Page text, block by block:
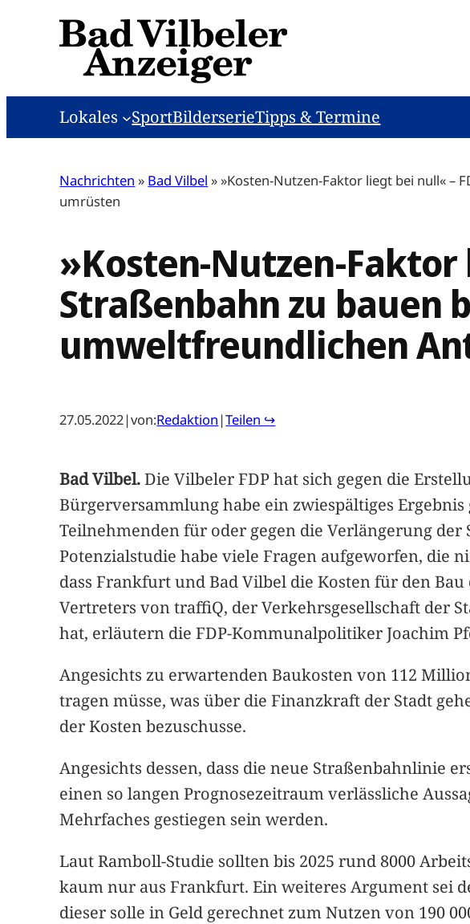
Lokales SportBilderserieTipps & Termine
Nachrichten » Bad Vilbel »»Kosten-Nutzen-Faktor liegt bei null« –
umrüsten
»Kosten-Nutzen-Faktor
Straßenbahn zu bauen
umweltfreundlichen
27.05.2022|von:Redaktion |Teilen ↪
Bad Vilbel.Die Vilbeler FDP hat sich gegen die
Bürgerversammlung habe ein zwiespältiges
Teilnehmenden für oder gegen die Verlängerung
Potenzialstudie habe viele Fragen aufgeworfen, die
dass Frankfurt und Bad Vilbel die Kosten für den
Vertreters von traffiQ, der Verkehrsgesellschaft der
hat, erläutern die FDP-Kommunalpolitiker Joachim
Angesichts zu erwartenden Baukosten von 112
tragen müsse, was über die Finanzkraft der Stadt
der Kosten bezuschusse.
Angesichts dessen, dass die neue Straßenbahnlinie
einen so langen Prognosezeitraum verlässliche
Mehrfaches gestiegen sein werden.
Laut Ramboll-Studie sollten bis 2025 rund 8000
kaum nur aus Frankfurt. Ein weiteres Argument sei
dieser solle in Geld gerechnet zum Nutzen von 190